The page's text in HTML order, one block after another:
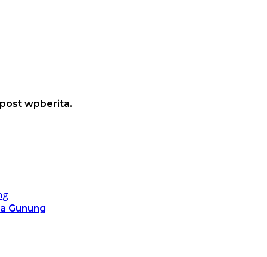
wpberita.
Gunung